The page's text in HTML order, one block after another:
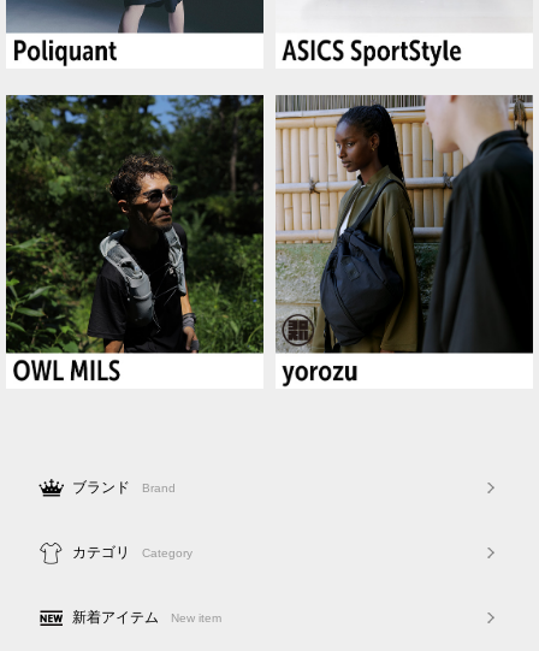
ブランド Brand
カテゴリ Category
新着アイテム New item